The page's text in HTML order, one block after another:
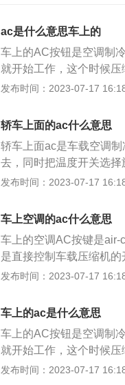
ac是什么意思车上的
车上的AC按钮是空调制
就开始工作，这个时候
制冷正在运行工作的意思
光线传感器和多个车内温
动调节风量、自动打开
出风口的风量，温度都需
的天气下，需要打开AC
用空调暖风时，AC灯亮
风产生任何影响。
发布时间：2023-07-17
轿车上面的ac什么意思
轿车上面ac是车载空调
去，同时把温度开关选
起，汽车空调制冷压缩机
车空调制热与压缩机没有
热量吹到车内，基本没
作时，压缩机吸入从蒸
度和压力升高，并被送入
递给经过冷凝器的车外空
发器的车内空气的热量而
环。这样，通过制冷剂在
气中，使车内空气的温
5、6度就可以了；因为
发布时间：2023-07-17
车上空调的ac什么意思
车上的空调AC按键是air-
是直接控制车载压缩机
关，这时机动车辆的空
打开，将出风口调节好，
调已经完全开启，车辆
的降低车内的温度。机
打开车辆的内循环控制
的温度降低，降低到一定
发布时间：2023-07-17
车上的ac是什么意思
车上的AC按钮是空调制
就开始工作，这个时候
制冷正在运行工作的意思
发布时间：2023-07-17